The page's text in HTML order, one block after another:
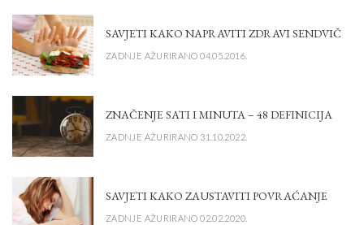
SAVJETI KAKO NAPRAVITI ZDRAVI SENDVIČ
ZADNJE AŽURIRANO 04.05.2016.
ZNAČENJE SATI I MINUTA – 48 DEFINICIJA
ZADNJE AŽURIRANO 31.10.2022.
SAVJETI KAKO ZAUSTAVITI POVRAĆANJE
ZADNJE AŽURIRANO 02.02.2020.